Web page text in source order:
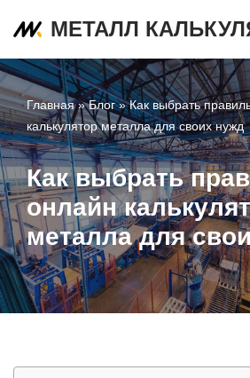
к
содержимому
МЕТАЛЛ
Главная»Блог»Как выбрать
калькулятор металла для своих нужд
Как выбрать
онлайн
металла для